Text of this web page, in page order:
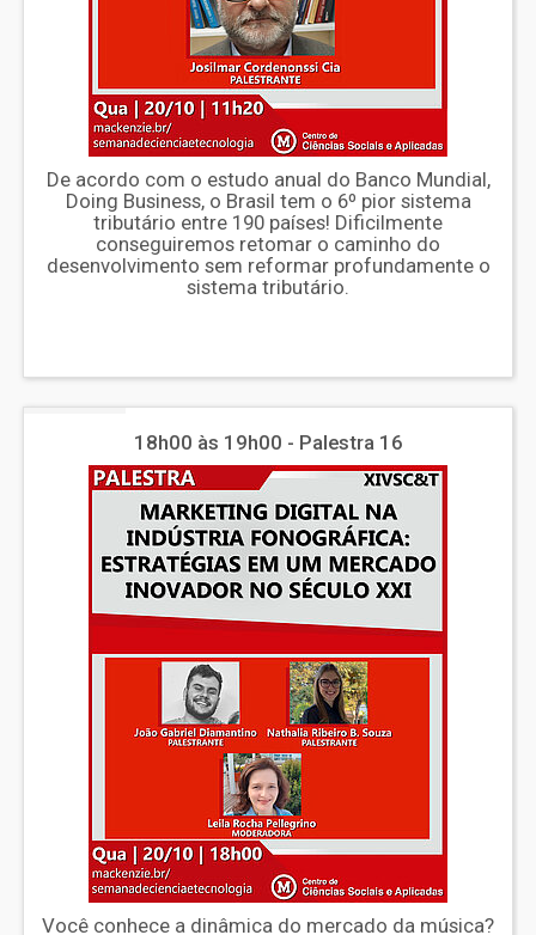
De acordo com o estudo anual do Banco Mundial,
Doing Business, o Brasil tem o 6º pior sistema
tributário entre 190 países! Dificilmente
conseguiremos retomar o caminho do
desenvolvimento sem reformar profundamente o
sistema tributário.
18h00 às 19h00 - Palestra 16
Você conhece a dinâmica do mercado da música?